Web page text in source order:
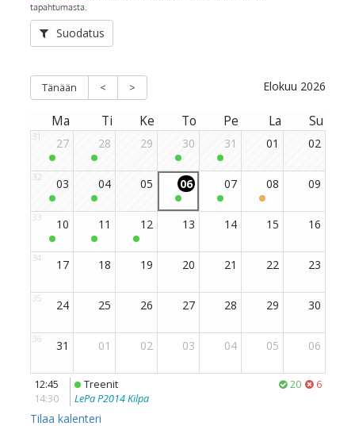
tapahtumasta.